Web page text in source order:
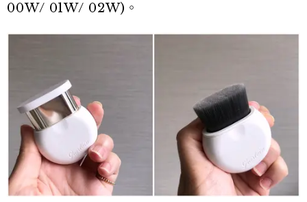
00W/ 01W/ 02W)。